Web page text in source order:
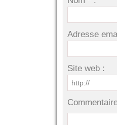
Adresse
Site web :